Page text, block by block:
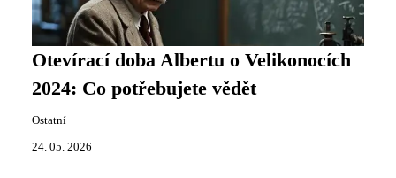
Otevírací doba Albertu o Velikonocích
2024: Co potřebujete vědět
Ostatní
24. 05. 2026